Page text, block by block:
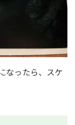
なったら、スケ